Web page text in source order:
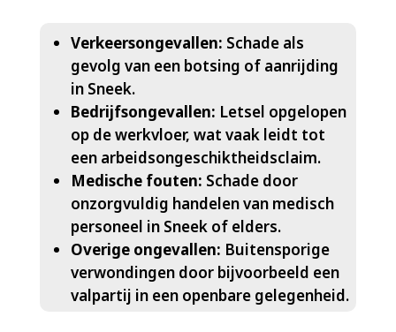
Verkeersongevallen: Schade als
gevolg van een botsing of aanrijding
in Sneek.​
Bedrijfsongevallen: Letsel opgelopen
op de werkvloer, wat vaak leidt tot
een arbeidsongeschiktheidsclaim.​
Medische fouten: Schade door
onzorgvuldig handelen van medisch
personeel in Sneek of elders.​
Overige ongevallen: Buitensporige
verwondingen door bijvoorbeeld een
valpartij in een openbare gelegenheid.​